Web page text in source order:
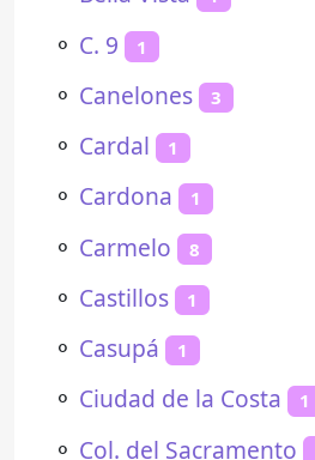
⚬ C. 9 1
⚬ Canelones 3
⚬ Cardal 1
⚬ Cardona 1
⚬ Carmelo 8
⚬ Castillos 1
⚬ Casupá 1
⚬ Ciudad de la Costa 1
⚬ Col. del Sacramento